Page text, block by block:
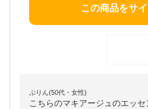
この商品をサ
ぷりん(50代・女性)
こちらのマキアージュのエッ